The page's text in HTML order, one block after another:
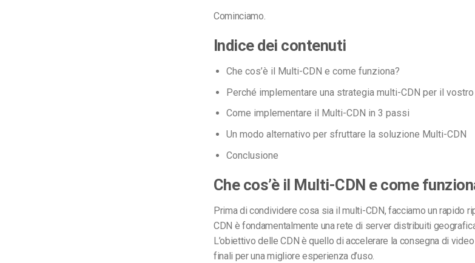
Cominciamo.
Indice dei contenuti
Che cos’è il Multi-CDN e come funziona?
Perché implementare una strategia multi-CDN per il
Come implementare il Multi-CDN in 3 passi
Un modo alternativo per sfruttare la soluzione Multi-CDN
Conclusione
Che cos’è il Multi-CDN e come
Prima di condividere cosa sia il multi-CDN, facciamo un rapido
CDN è fondamentalmente una rete di server distribuiti
L’obiettivo delle CDN è quello di accelerare la consegna di
finali per una migliore esperienza d’uso.